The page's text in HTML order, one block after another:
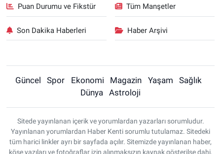
Puan Durumu ve Fikstür Tüm Manşetler
Son Dakika Haberleri Haber Arşivi
Güncel Spor Ekonomi Magazin Yaşam
Sağlık
Dünya
Astroloji
Sitede yayınlanan içerik ve yorumlardan yazarları sorumludur.
Yayınlanan yorumlardan Haber Kenti sorumlu tutulamaz. Sitedeki
tüm harici linkler ayrı bir sayfada açılır. Sitemizde yayınlanan haber,
köşe yazıları ve fotoğraflar izin alınmaksızın kaynak gösterilse dahi,